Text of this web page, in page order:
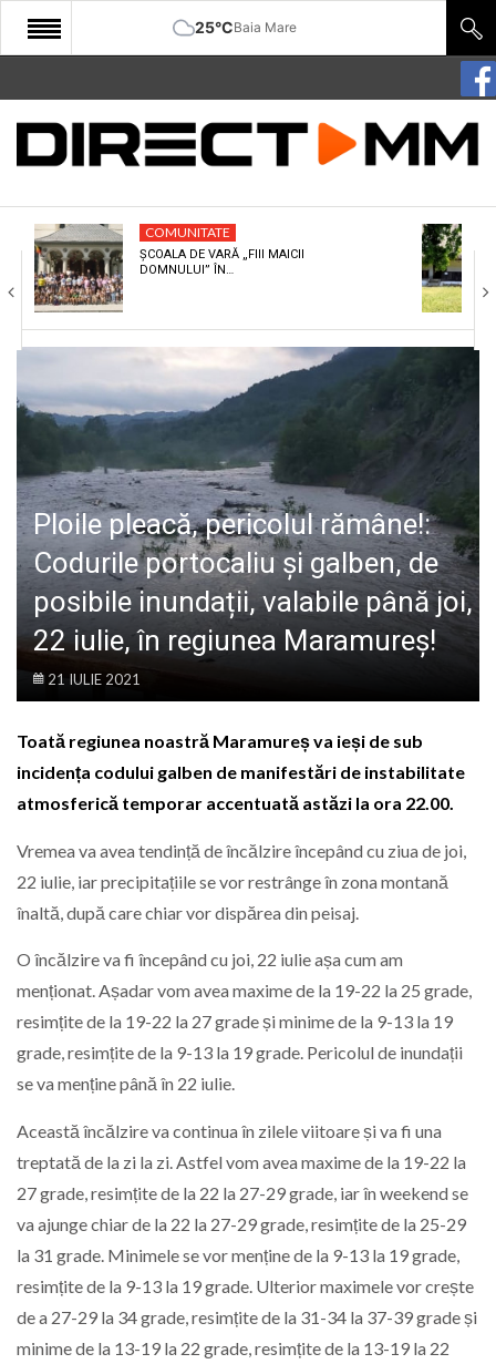
25°CBaia Mare
START
COMUNITATE
CULTURA
ECONOMIE
SANATATE
SPECIAL
POLITIC
LIFE
COMUNITATE
ȘCOALA DE VARĂ „FIII MAICII
DOMNULUI” ÎN…
Ploile pleacă, pericolul rămâne!:
Codurile portocaliu și galben, de
posibile inundații, valabile până joi,
22 iulie, în regiunea Maramureș!
21 IULIE 2021
Toată regiunea noastră Maramureș va ieși de sub
incidența codului galben de manifestări de instabilitate
atmosferică temporar accentuată astăzi la ora 22.00.
Vremea va avea tendință de încălzire începând cu ziua de joi,
22 iulie, iar precipitațiile se vor restrânge în zona montană
înaltă, după care chiar vor dispărea din peisaj.
O încălzire va fi începând cu joi, 22 iulie așa cum am
menționat. Așadar vom avea maxime de la 19-22 la 25 grade,
resimțite de la 19-22 la 27 grade și minime de la 9-13 la 19
grade, resimțite de la 9-13 la 19 grade. Pericolul de inundații
se va menține până în 22 iulie.
Această încălzire va continua în zilele viitoare și va fi una
treptată de la zi la zi. Astfel vom avea maxime de la 19-22 la
27 grade, resimțite de la 22 la 27-29 grade, iar în weekend se
va ajunge chiar de la 22 la 27-29 grade, resimțite de la 25-29
la 31 grade. Minimele se vor menține de la 9-13 la 19 grade,
resimțite de la 9-13 la 19 grade. Ulterior maximele vor crește
de a 27-29 la 34 grade, resimțite de la 31-34 la 37-39 grade și
minime de la 13-19 la 22 grade, resimțite de la 13-19 la 22